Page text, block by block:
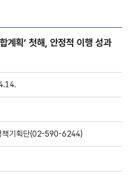
계획’ 첫해, 안정적 이행 성과
책기획단(02-590-6244)